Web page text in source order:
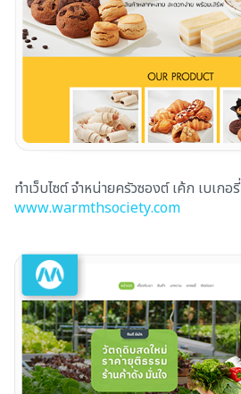
ทำเว็บไซต์ จำหน่ายครัวซองต์ เค้ก เบเกอ
www.warmthsociety.com